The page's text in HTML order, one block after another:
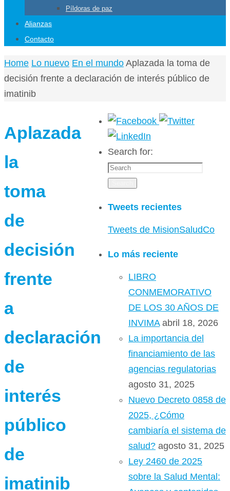
Píldoras de paz
Alianzas
Contacto
Home Lo nuevo En el mundo Aplazada la toma de
decisión frente a declaración de interés público de
imatinib
Aplazada
la
toma
de
decisión
frente
a
declaración
de
interés
público
de
imatinib
Search for:
Tweets recientes
Tweets de MisionSaludCo
Lo más reciente
LIBRO
CONMEMORATIVO
DE LOS 30 AÑOS DE
INVIMA abril 18, 2026
La importancia del
financiamiento de las
agencias regulatorias
agosto 31, 2025
Nuevo Decreto 0858 de
2025, ¿Cómo
cambiaría el sistema de
salud? agosto 31, 2025
Ley 2460 de 2025
sobre la Salud Mental: